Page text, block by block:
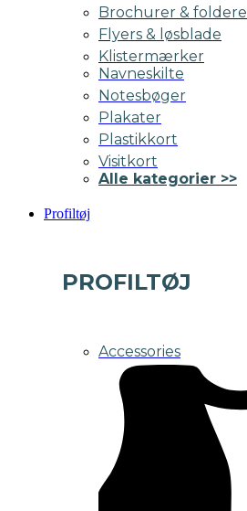
Brochurer & foldere
Flyers & løsblade
Klistermærker
Navneskilte
Notesbøger
Plakater
Plastikkort
Visitkort
Alle kategorier >>
Profiltøj
PROFILTØJ
Accessories